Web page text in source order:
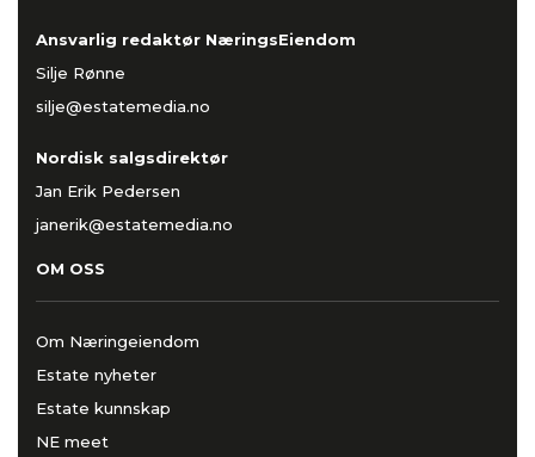
Ansvarlig redaktør NæringsEiendom
Silje Rønne
silje@estatemedia.no
Nordisk salgsdirektør
Jan Erik Pedersen
janerik@estatemedia.no
OM OSS
Om Næringeiendom
Estate nyheter
Estate kunnskap
NE meet